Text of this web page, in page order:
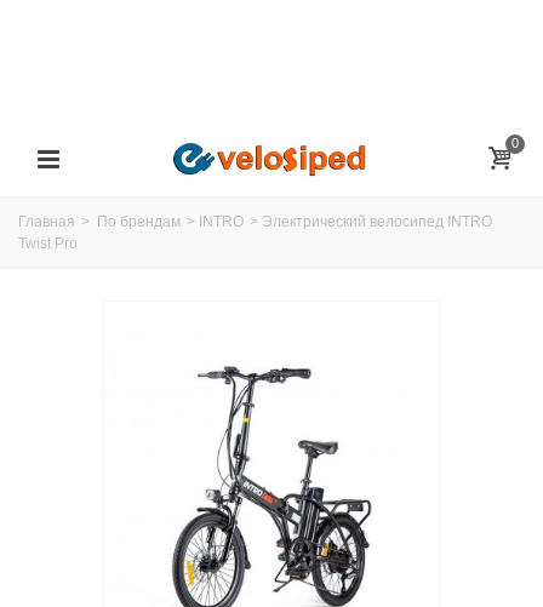
0
Главная > По брендам > INTRO > Электрический велосипед INTRO
Twist Pro